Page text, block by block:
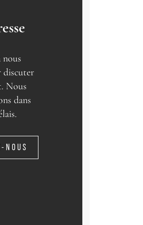
nous
discuter
Nous
dans
NOUS